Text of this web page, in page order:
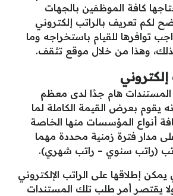
كافة الموظفين بالجهات
لكم تعريف بالراتب إلكتروني
توافرها للقيام باستخراجه وما
لذلك، وهذا من خلال موقع تثقف.
المستندات هام جدًا لدى معظم
يقوم بعرض القيمة الكاملة لما
أنواع المؤسسات منها الخاصة
مدار فترة زمنية محددة مهما
(راتب سنوي – راتب شهري).
إطلاقها على الراتب الإلكتروني
يقتصر أمر طلب تلك المستندات